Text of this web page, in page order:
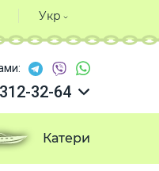
Укр
32-64
312-32-64
312-32-64
312-32-64
Катери